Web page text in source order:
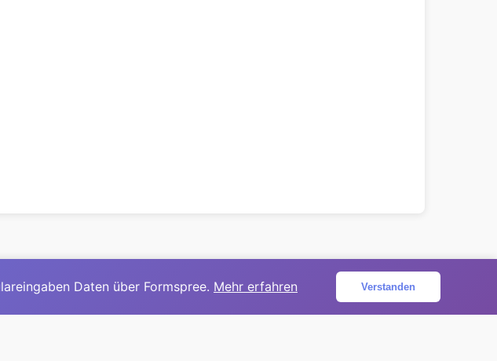
|davidmirga.com
Daten über Formspree. Mehr erfahren Verstanden